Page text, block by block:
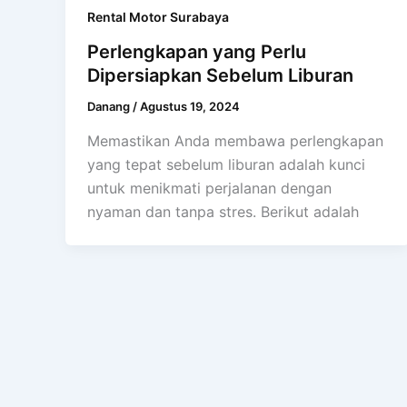
Rental Motor Surabaya
Perlengkapan yang Perlu
Dipersiapkan Sebelum Liburan
Danang /Agustus 19, 2024
Memastikan Anda membawa perlengkapan
yang tepat sebelum liburan adalah kunci
untuk menikmati perjalanan dengan
nyaman dan tanpa stres. Berikut adalah